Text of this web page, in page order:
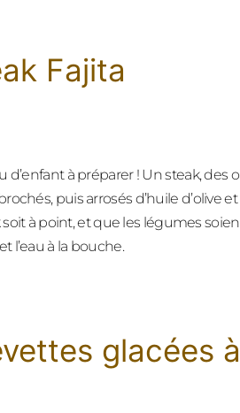
Fajita
à préparer ! Un steak, des
puis arrosés d’huile d’olive
soit à point, et que les légumes
l’eau à la bouche.
glacées